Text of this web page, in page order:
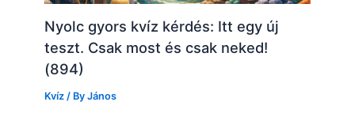
Nyolc gyors kvíz kérdés: Itt egy új
teszt. Csak most és csak neked!
(894)
Kvíz / ByJános